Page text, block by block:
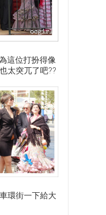
這位打扮得像
太突兀了吧??
環街一下給大